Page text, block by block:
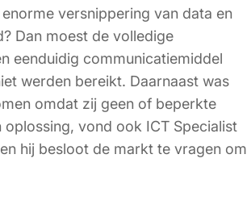
versnippering van data en
Dan moest de volledige
eenduidig communicatiemiddel
werden bereikt. Daarnaast was
omdat zij geen of beperkte
vond ook ICT Specialist
hij besloot de markt te vragen om